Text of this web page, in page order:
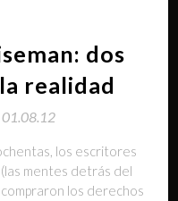
dos
realidad
01.08.12
los escritores
mentes detrás del
los derechos